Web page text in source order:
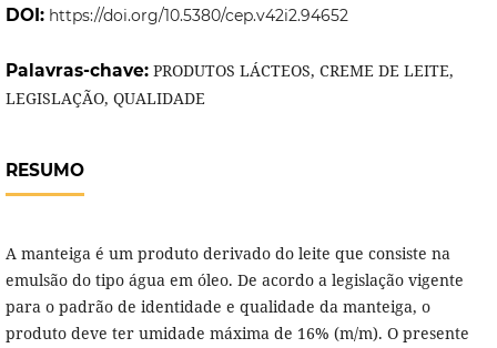
DOI: https://doi.org/10.5380/cep.v42i2.94652
Palavras-chave: PRODUTOS LÁCTEOS, CREME DE LEITE,
LEGISLAÇÃO, QUALIDADE
RESUMO
A manteiga é um produto derivado do leite que consiste na
emulsão do tipo água em óleo. De acordo a legislação vigente
para o padrão de identidade e qualidade da manteiga, o
produto deve ter umidade máxima de 16% (m/m). O presente